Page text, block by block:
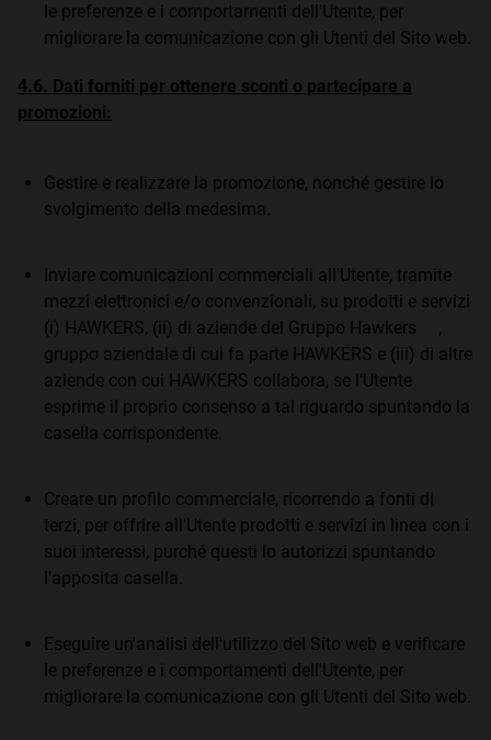
le preferenze e i comportamenti dell'Utente, per
migliorare la comunicazione con gli Utenti del Sito web.
4.6. Dati forniti per ottenere sconti o partecipare a
promozioni:
Gestire e realizzare la promozione, nonché gestire lo
svolgimento della medesima.
Inviare comunicazioni commerciali all'Utente, tramite
mezzi elettronici e/o convenzionali, su prodotti e servizi
(i) HAWKERS, (ii) di aziende del Gruppo Hawkers ,
gruppo aziendale di cui fa parte HAWKERS e (iii) di altre
aziende con cui HAWKERS collabora, se l'Utente
esprime il proprio consenso a tal riguardo spuntando la
casella corrispondente.
Creare un profilo commerciale, ricorrendo a fonti di
terzi, per offrire all'Utente prodotti e servizi in linea con i
suoi interessi, purché questi lo autorizzi spuntando
l'apposita casella.
Eseguire un'analisi dell'utilizzo del Sito web e verificare
le preferenze e i comportamenti dell'Utente, per
migliorare la comunicazione con gli Utenti del Sito web.